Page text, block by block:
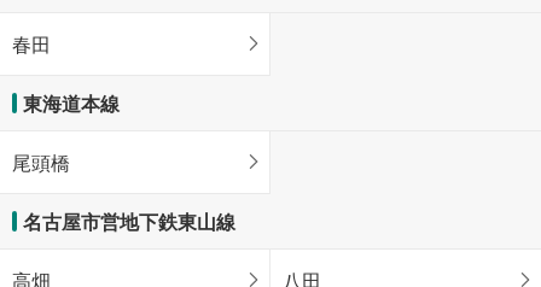
春田
東海道本線
尾頭橋
名古屋市営地下鉄東山線
高畑 八田